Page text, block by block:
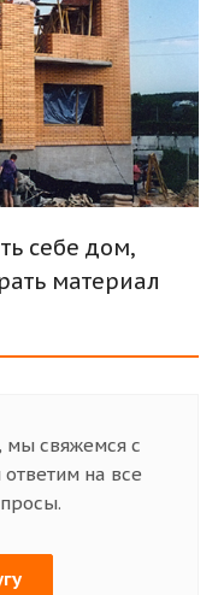
себе дом,
материал
мы свяжемся с
на все